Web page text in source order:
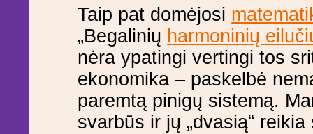
Taip pat domėjosi
„Begalinių harmoninių
nėra ypatingi vertingi tos
ekonomika – paskelbė
paremtą pinigų sistemą.
svarbūs ir jų „dvasią“